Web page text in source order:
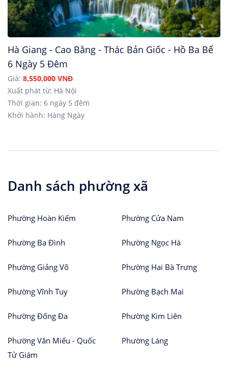
Hà Giang - Cao Bằng - Thác Bản Giốc - Hồ Ba Bể
6 Ngày 5 Đêm
Giá: 8,550,000 VNĐ
Xuất phát từ: Hà Nội
Thời gian: 6 ngày 5 đêm
Khởi hành: Hàng Ngày
Danh sách phường xã
Phường Hoàn Kiếm Phường Cửa Nam
Phường Ba Đình Phường Ngọc Hà
Phường Giảng Võ Phường Hai Bà Trưng
Phường Vĩnh Tuy Phường Bạch Mai
Phường Đống Đa Phường Kim Liên
Phường Văn Miếu - Quốc
Tử Giám
Phường Láng